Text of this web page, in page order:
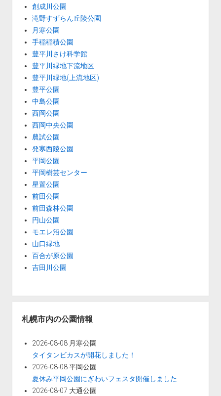
創成川公園
滝野すずらん丘陵公園
月寒公園
手稲稲積公園
豊平川さけ科学館
豊平川緑地下流地区
豊平川緑地(上流地区)
豊平公園
中島公園
西岡公園
西岡中央公園
農試公園
発寒西陵公園
平岡公園
平岡樹芸センター
星置公園
前田公園
前田森林公園
円山公園
モエレ沼公園
山口緑地
百合が原公園
吉田川公園
札幌市内の公園情報
2026-08-08 月寒公園
タイタンビカスが開花しました！
2026-08-08 平岡公園
夏休み平岡公園にぎわいフェスタ開催しました
2026-08-07 大通公園